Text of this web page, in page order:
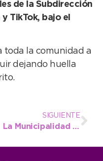
de la Subdirección
TikTok, bajo el
toda la comunidad a
dejando huella
SIGUIENTE
La Municipalidad alerta sobre notificaciones de infracción apócrifas